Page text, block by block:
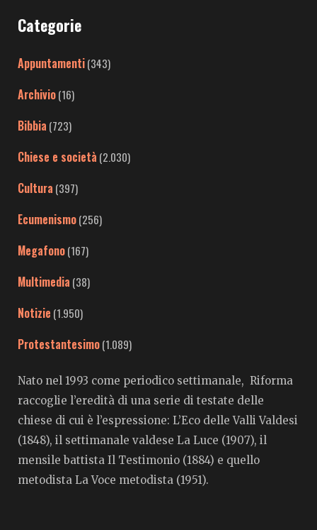
Categorie
Appuntamenti(343)
Archivio(16)
Bibbia (723)
Chiese e società (2.030)
Cultura (397)
Ecumenismo(256)
Megafono(167)
Multimedia (38)
Notizie (1.950)
Protestantesimo(1.089)
Nato nel 1993 come periodico settimanale, Riforma
raccoglie l’eredità di una serie di testate delle
chiese di cui è l’espressione: L’Eco delle Valli Valdesi
(1848), il settimanale valdese La Luce (1907), il
mensile battista Il Testimonio (1884) e quello
metodista La Voce metodista (1951).